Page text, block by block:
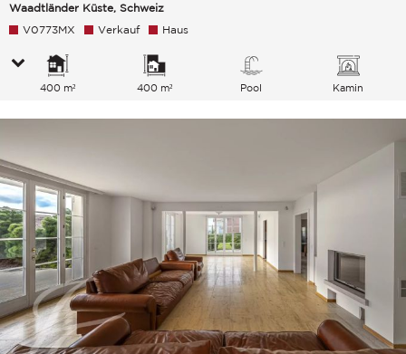
Waadtländer Küste, Schweiz
V0773MX Verkauf Haus
400 m² 400 m² Pool Kamin